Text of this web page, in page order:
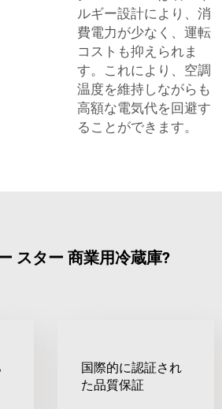
ルギー設計により、消
費電力が少なく、運転
コストも抑えられま
す。これにより、空調
温度を維持しながらも
高額な電気代を回避す
ることができます。
スター 商業用冷蔵庫?
国際的に認証され
た品質保証